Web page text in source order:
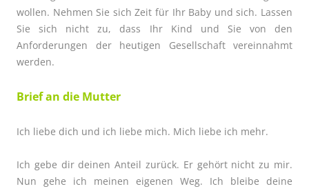
wollen. Nehmen Sie sich Zeit für Ihr Baby und sich. Lassen
Sie sich nicht zu, dass Ihr Kind und Sie von den
Anforderungen der heutigen Gesellschaft vereinnahmt
werden.
Brief an die Mutter
Ich liebe dich und ich liebe mich. Mich liebe ich mehr.
Ich gebe dir deinen Anteil zurück. Er gehört nicht zu mir.
Nun gehe ich meinen eigenen Weg. Ich bleibe deine